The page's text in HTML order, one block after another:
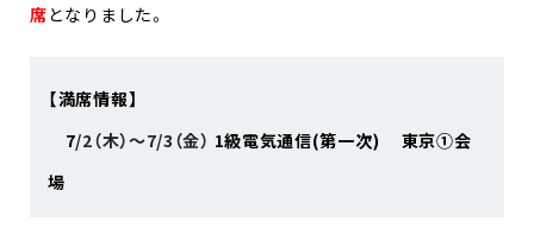
席となりました。
【満席情報】
7/2（木）～7/3（金） 1級電気通信(第一次) 東京①会
場